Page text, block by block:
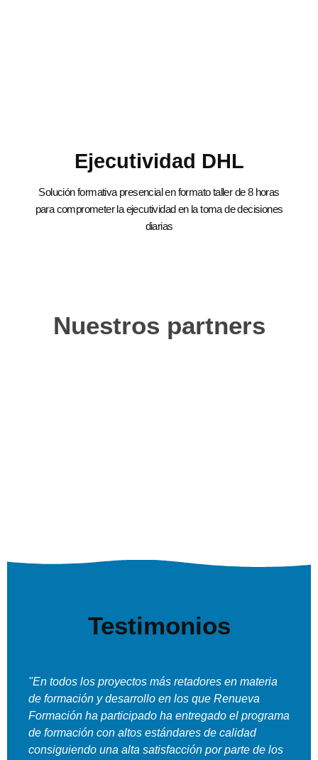
Ejecutividad DHL
Solución formativa presencial en formato taller de 8 horas
para comprometer la ejecutividad en la toma de decisiones
diarias
Nuestros partners
Testimonios
"En todos los proyectos más retadores en materia
de formación y desarrollo en los que Renueva
Formación ha participado ha entregado el programa
de formación con altos estándares de calidad
consiguiendo una alta satisfacción por parte de los